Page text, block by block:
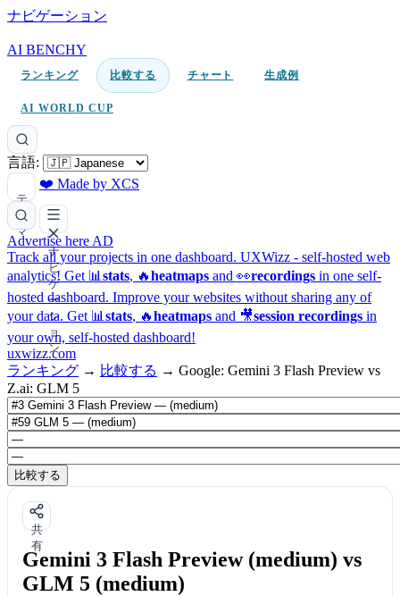
ナビゲーション
AI BENCHY
ランキング 比較する チャート 生成例
AI WORLD CUP
言語:
テ
ー
マ
❤️ Made by XCS
ナ
ビ
ゲ
ー
シ
ョ
ン
Advertise here AD
Track all your projects in one dashboard. UXWizz - self-hosted web
analytics! Get 📊 stats, 🔥heatmaps and 👀recordings in one self-
hosted dashboard. Improve your websites without sharing any of
your data. Get 📊 stats, 🔥heatmaps and 🎥session recordings in
your own, self-hosted dashboard!
uxwizz.com
ランキング → 比較する → Google: Gemini 3 Flash Preview vs
Z.ai: GLM 5
比較する
共
有
Gemini 3 Flash Preview (medium) vs
GLM 5 (medium)